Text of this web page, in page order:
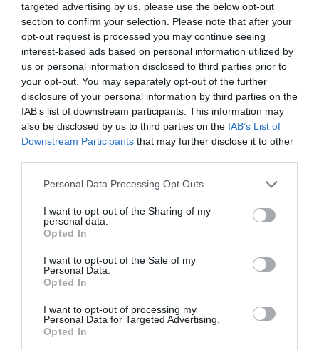
targeted advertising by us, please use the below opt-out
section to confirm your selection. Please note that after your
opt-out request is processed you may continue seeing
interest-based ads based on personal information utilized by
us or personal information disclosed to third parties prior to
your opt-out. You may separately opt-out of the further
disclosure of your personal information by third parties on the
IAB’s list of downstream participants. This information may
also be disclosed by us to third parties on the IAB’s List of
Downstream Participants that may further disclose it to other
Please note that this website/app uses one or more Google
not limited to your visit or usage behaviour. You may click to
grant or deny consent to Google and its third-party tags to
use your data for below specified purposes in below Google
consent section.
Personal Data Processing Opt Outs
I want to opt-out of the Sharing of my
personal data.
Opted In
I want to opt-out of the Sale of my
Personal Data.
Opted In
I want to opt-out of processing my
Personal Data for Targeted Advertising.
Opted In
Katrīna Struka (Brešas “Millenium”, Itālija), Marta
Kamēlija Levinska (Drēzdenes “Dresdner SC
1898”, Vācija), Megija Dambrehte (Kūsamo
“Polkky”, Somija), Megija Grundmane, Kristīne
Kramēna (abas – “Rīgas Stradiņa Universitāte”),
Elvita Dolotova (“Rīgas Stradiņa Universitāte”),
Paula Nikola Nečiporuka (“Saint-Die-des-
(“Wroclaw”, Polija), Junora Vagele (Štrālzundas
“Wildcats”, Vācija), Elza Reknere (Šapellermonas
“Tchalou”, Beļģija), Karmena Struka (Āhenes
Volejbola skola”/”Latvijas Universitāte”), Irbe
Lazda (Trento “Itas Trentino”, Itālija).